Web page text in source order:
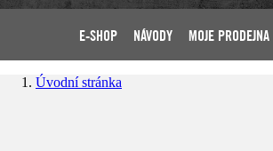
E-SHOP NÁVODY MOJE PRODEJNA
Úvodní stránka